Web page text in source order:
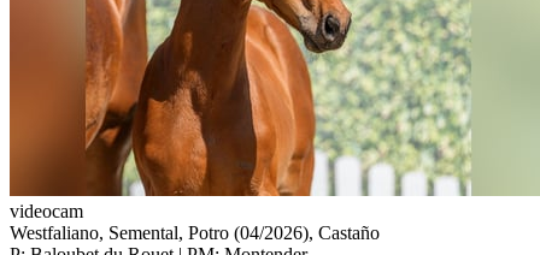
videocam
Westfaliano, Semental, Potro (04/2026), Castaño